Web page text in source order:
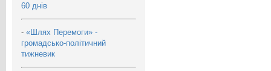
60 днів
- «Шлях Перемоги» -
громадсько-політичний
тижневик